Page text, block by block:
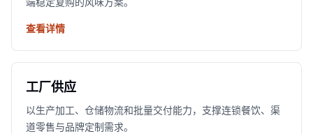
查看详情
工厂供应
以生产加工、仓储物流和批量交付能力，支撑连锁餐饮、渠
道零售与品牌定制需求。